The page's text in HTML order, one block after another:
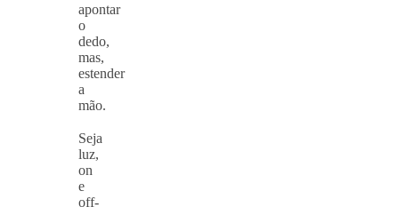
apontar
o
dedo,
mas,
estender
a
mão.
Seja
luz,
on
e
off-